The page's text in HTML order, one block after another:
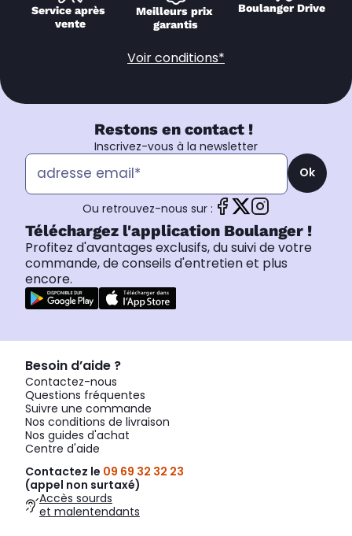
Service après
vente
Meilleurs prix
garantis
Boulanger Drive
Voir conditions*
Restons en contact !
Inscrivez-vous à la newsletter
Ok
Ou retrouvez-nous sur :
Téléchargez l'application Boulanger !
Profitez d'avantages exclusifs, du suivi de votre
commande, de conseils d'entretien et plus
encore.
Besoin d’aide ?
Contactez-nous
Questions fréquentes
Suivre une commande
Nos conditions de livraison
Nos guides d'achat
Centre d'aide
Contactez le 09 69 32 32 23
(appel non surtaxé)
Accès sourds
et malentendants